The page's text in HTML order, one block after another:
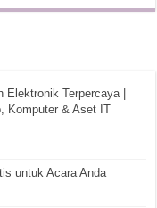
Terpercaya |
Komputer & Aset IT
untuk Acara Anda